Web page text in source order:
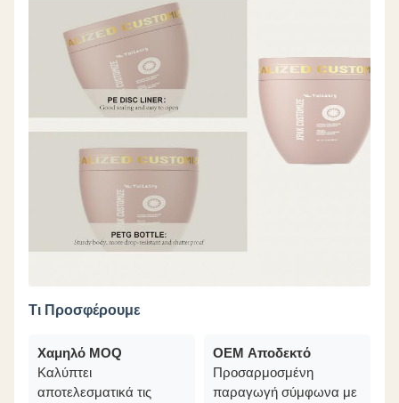
Τι Προσφέρουμε
Χαμηλό MOQ
Καλύπτει
αποτελεσματικά τις
OEM Αποδεκτό
Προσαρμοσμένη
παραγωγή σύμφωνα με